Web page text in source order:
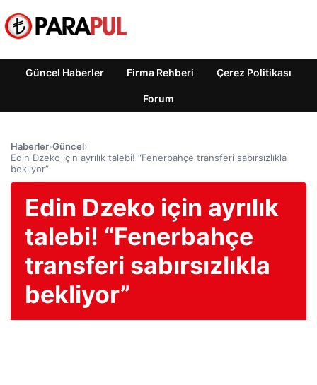
Güncel Haberler Firma Rehberi Çerez Politikası
Forum
Haberler›Güncel›
Edin Dzeko için ayrılık talebi! “Fenerbahçe transferi sabırsızlıkla
bekliyor”
Edin Dzeko için ayrılık
talebi! “Fenerbahçe
transferi sabırsızlıkla
bekliyor”